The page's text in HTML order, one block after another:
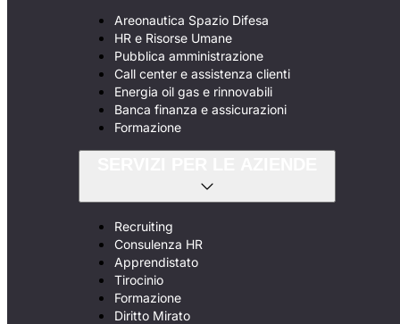
Areonautica Spazio Difesa
HR e Risorse Umane
Pubblica amministrazione
Call center e assistenza clienti
Energia oil gas e rinnovabili
Banca finanza e assicurazioni
Formazione
Recruiting
Consulenza HR
Apprendistato
Tirocinio
Formazione
Diritto Mirato